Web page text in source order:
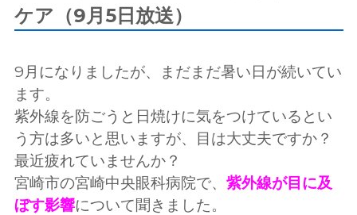
ケア（9月5日放送）
9月になりましたが、まだまだ暑い日が続いてい
ます。
紫外線を防ごうと日焼けに気をつけているとい
う方は多いと思いますが、目は大丈夫ですか？
最近疲れていませんか？
宮崎市の宮崎中央眼科病院で、 紫外線が目に及
ぼす影響について聞きました。